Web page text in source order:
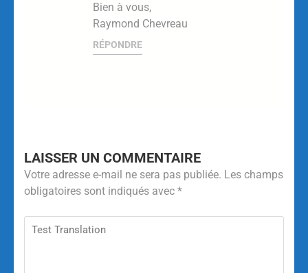
Bien à vous,
Raymond Chevreau
RÉPONDRE
LAISSER UN COMMENTAIRE
Votre adresse e-mail ne sera pas publiée. Les champs
obligatoires sont indiqués avec *